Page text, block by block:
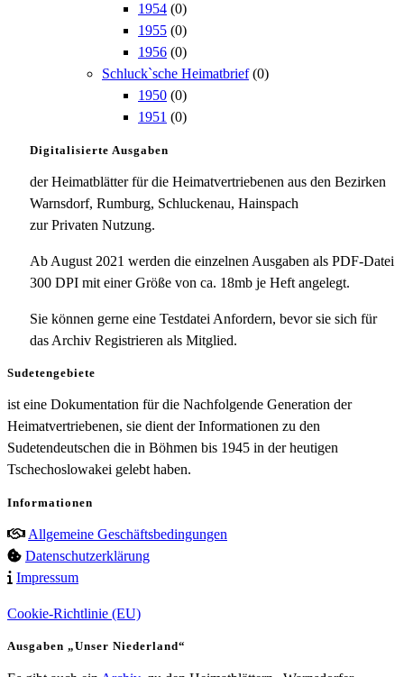
1954 (0)
1955 (0)
1956 (0)
Schluck`sche Heimatbrief (0)
1950 (0)
1951 (0)
Digitalisierte Ausgaben
der Heimatblätter für die Heimatvertriebenen aus den Bezirken
Warnsdorf, Rumburg, Schluckenau, Hainspach
zur Privaten Nutzung.
Ab August 2021 werden die einzelnen Ausgaben als PDF-Datei
300 DPI mit einer Größe von ca. 18mb je Heft angelegt.
Sie können gerne eine Testdatei Anfordern, bevor sie sich für
das Archiv Registrieren als Mitglied.
Sudetengebiete
ist eine Dokumentation für die Nachfolgende Generation der
Heimatvertriebenen, sie dient der Informationen zu den
Sudetendeutschen die in Böhmen bis 1945 in der heutigen
Tschechoslowakei gelebt haben.
Informationen
Allgemeine Geschäftsbedingungen
Datenschutzerklärung
Impressum
Cookie-Richtlinie (EU)
Ausgaben „Unser Niederland“